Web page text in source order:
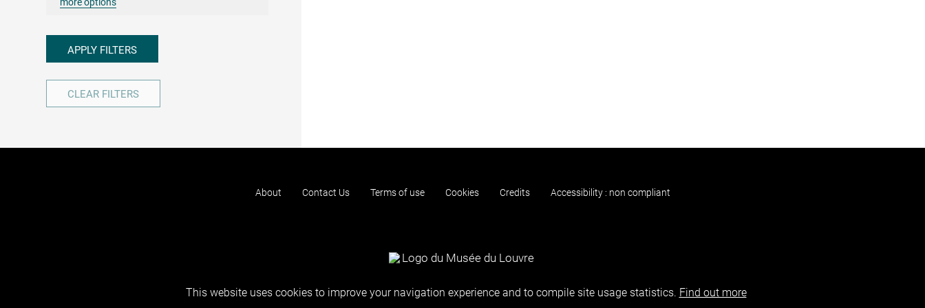
APPLY FILTERS
CLEAR FILTERS
About Contact Us Terms of use Cookies Credits Accessibility : non compliant
This website uses cookies to improve your navigation experience and to compile site usage statistics. Find out more